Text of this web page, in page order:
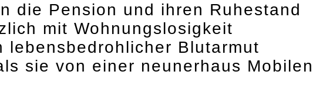
die Pension und ihren Ruhestand
mit Wohnungslosigkeit
Blutarmut
sie von einer neunerhaus Mobilen